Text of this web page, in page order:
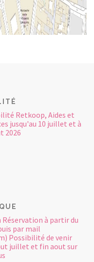
Retkoop, Aides et
jusqu'au 10 juillet et à
2026
Réservation à partir du
par mail
Possibilité de venir
juillet et fin aout sur